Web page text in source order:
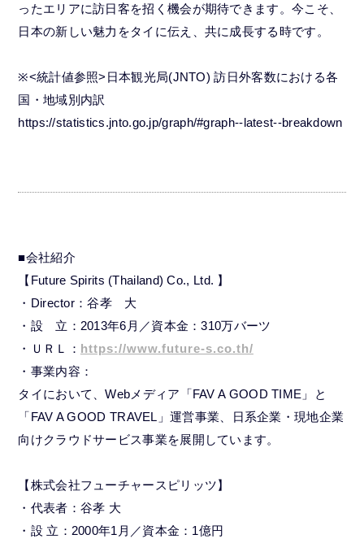
ったエリアに訪日客を招く機会が期待できます。今こそ、
日本の新しい魅力をタイに伝え、共に成長する時です。
※<統計値参照>日本観光局(JNTO) 訪日外客数における各
国・地域別内訳
https://statistics.jnto.go.jp/graph/#graph--latest--breakdown
■会社紹介
【Future Spirits (Thailand) Co., Ltd. 】
・Director：谷孝 大
・設 立：2013年6月／資本金：310万バーツ
・ＵＲＬ： https://www.future-s.co.th/
・事業内容：
タイにおいて、Webメディア「FAV A GOOD TIME」と
「FAV A GOOD TRAVEL」運営事業、日系企業・現地企業
向けクラウドサービス事業を展開しています。
【株式会社フューチャースピリッツ】
・代表者：谷孝 大
・設 立：2000年1月／資本金：1億円